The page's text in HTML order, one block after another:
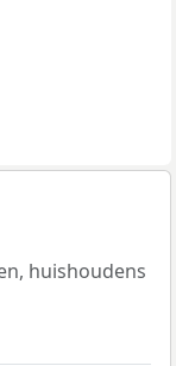
huishoudens